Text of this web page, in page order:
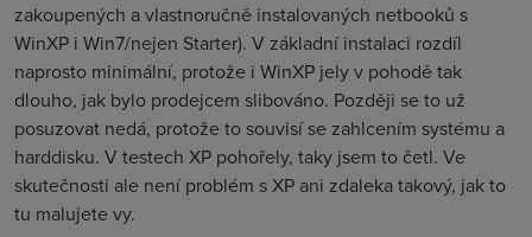
zakoupených a vlastnoručně instalovaných netbooků s
WinXP i Win7/nejen Starter). V základní instalaci rozdíl
naprosto minimální, protože i WinXP jely v pohodě tak
dlouho, jak bylo prodejcem slibováno. Později se to už
posuzovat nedá, protože to souvisí se zahlcením systému a
harddisku. V testech XP pohořely, taky jsem to četl. Ve
skutečnosti ale není problém s XP ani zdaleka takový, jak to
tu malujete vy.